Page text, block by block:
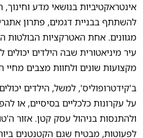
אינטראקטיביות בנושאי מדע
להשתתף בבניית דגמים, פתרון
מגוונים. אחת האטרקציות הבולטות
עיר מיניאטורית שבה הילדים
מקצועות שונים ולחוות מצבים מחיי
ב'קידטרופוליס', למשל, הילדים
על עקרונות כלכליים בסיסיים, או
ולהתנסות בניהול עסק קטן. אזור
לפעוטות, מבטיח שגם הקטנטנים